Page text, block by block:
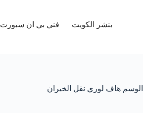
بنشر الكويت فني بي ان سبورت
الوسم هاف لوري نقل الخيران